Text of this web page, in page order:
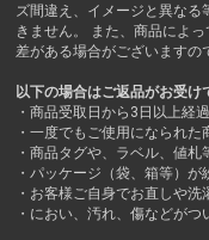
ズ間違え、イメージと異な
きません。 また、商品によ
差がある場合がございますの
以下の場合はご返品がお受け
・商品受取日から3日以上経
・一度でもご使用になられた
・商品タグや、ラベル、値
・パッケージ（袋、箱等）が
・お客様ご自身でお直しや
・におい、汚れ、傷などがつ